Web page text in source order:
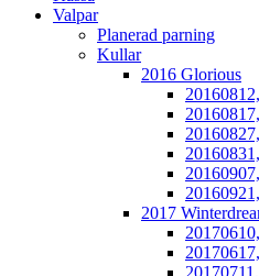
Valpar
Planerad parning
Kullar
2016 Glorious
2017